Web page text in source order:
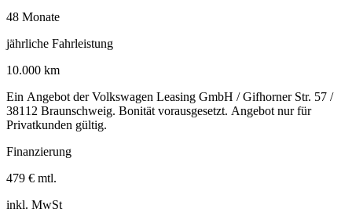
48 Monate
jährliche Fahrleistung
10.000 km
Ein Angebot der Volkswagen Leasing GmbH / Gifhorner Str. 57 /
38112 Braunschweig. Bonität vorausgesetzt. Angebot nur für
Privatkunden gültig.
Finanzierung
479 € mtl.
inkl. MwSt